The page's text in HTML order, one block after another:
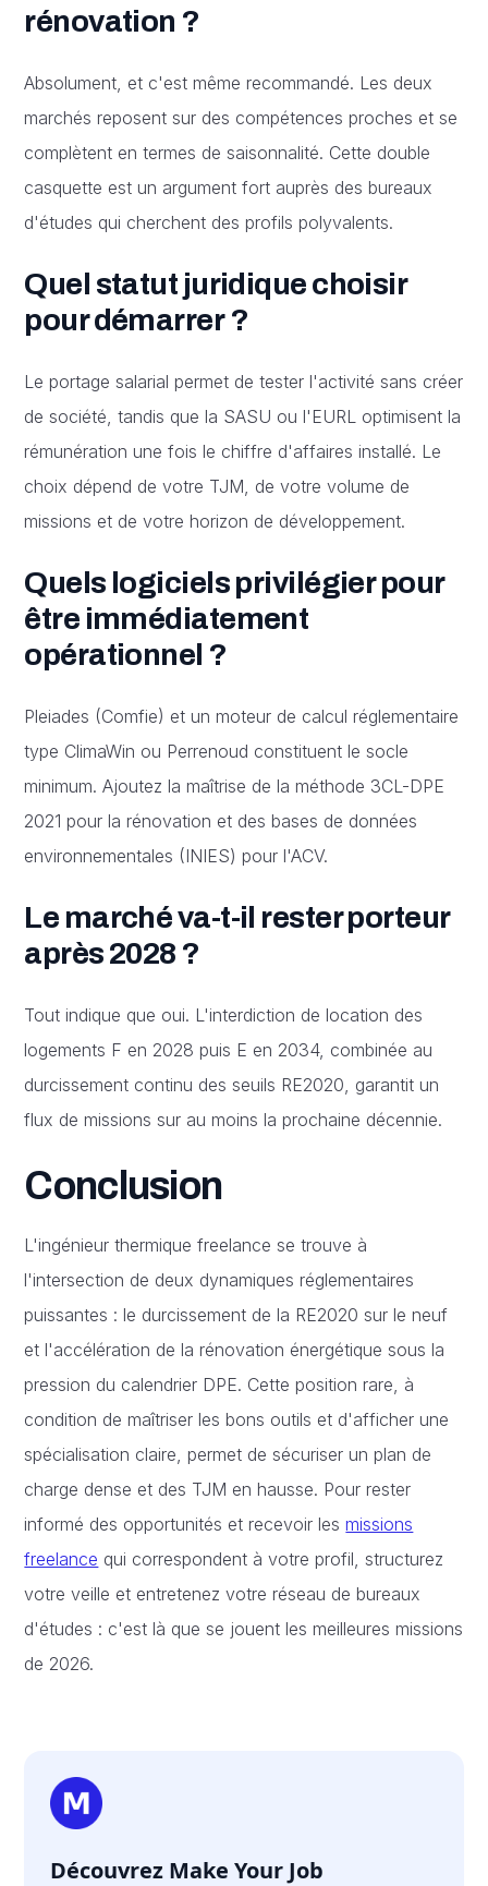
rénovation ?
Absolument, et c'est même recommandé. Les deux
marchés reposent sur des compétences proches et se
complètent en termes de saisonnalité. Cette double
casquette est un argument fort auprès des bureaux
d'études qui cherchent des profils polyvalents.
Quel statut juridique choisir
pour démarrer ?
Le portage salarial permet de tester l'activité sans créer
de société, tandis que la SASU ou l'EURL optimisent la
rémunération une fois le chiffre d'affaires installé. Le
choix dépend de votre TJM, de votre volume de
missions et de votre horizon de développement.
Quels logiciels privilégier pour
être immédiatement
opérationnel ?
Pleiades (Comfie) et un moteur de calcul réglementaire
type ClimaWin ou Perrenoud constituent le socle
minimum. Ajoutez la maîtrise de la méthode 3CL-DPE
2021 pour la rénovation et des bases de données
environnementales (INIES) pour l'ACV.
Le marché va-t-il rester porteur
après 2028 ?
Tout indique que oui. L'interdiction de location des
logements F en 2028 puis E en 2034, combinée au
durcissement continu des seuils RE2020, garantit un
flux de missions sur au moins la prochaine décennie.
Conclusion
L'ingénieur thermique freelance se trouve à
l'intersection de deux dynamiques réglementaires
puissantes : le durcissement de la RE2020 sur le neuf
et l'accélération de la rénovation énergétique sous la
pression du calendrier DPE. Cette position rare, à
condition de maîtriser les bons outils et d'afficher une
spécialisation claire, permet de sécuriser un plan de
charge dense et des TJM en hausse. Pour rester
informé des opportunités et recevoir lesmissions
freelance qui correspondent à votre profil, structurez
votre veille et entretenez votre réseau de bureaux
d'études : c'est là que se jouent les meilleures missions
de 2026.
Découvrez Make Your Job